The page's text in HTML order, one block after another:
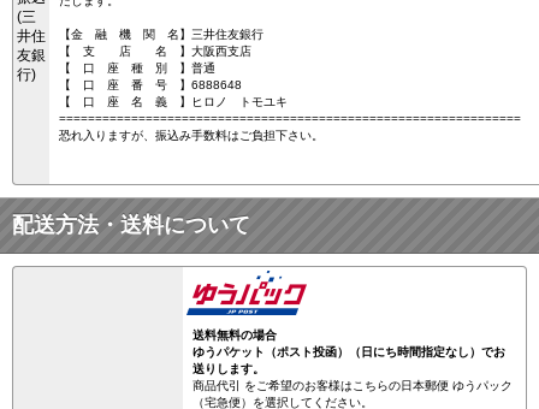
(三
井住
友銀
行)
【金 融 機 関 名】三井住友銀行
【 支 店 名 】大阪西支店
【 口 座 種 別 】普通
【 口 座 番 号 】6888648
【 口 座 名 義 】ヒロノ トモユキ
================================================================
恐れ入りますが、振込み手数料はご負担下さい。
配送方法・送料について
送料無料の場合
ゆうパケット（ポスト投函）（日にち時間指定なし）でお
送りします。
商品代引 をご希望のお客様はこちらの日本郵便 ゆうパック
（宅急便）を選択してください。